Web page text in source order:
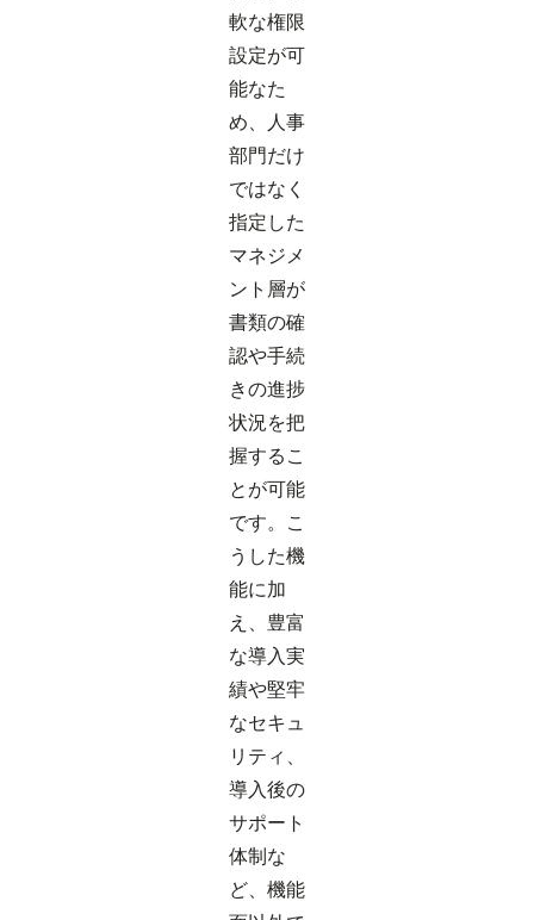
軟な権限
設定が可
能なた
め、人事
部門だけ
ではなく
指定した
マネジメ
ント層が
書類の確
認や手続
きの進捗
状況を把
握するこ
とが可能
です。こ
うした機
能に加
え、豊富
な導入実
績や堅牢
なセキュ
リティ、
導入後の
サポート
体制な
ど、機能